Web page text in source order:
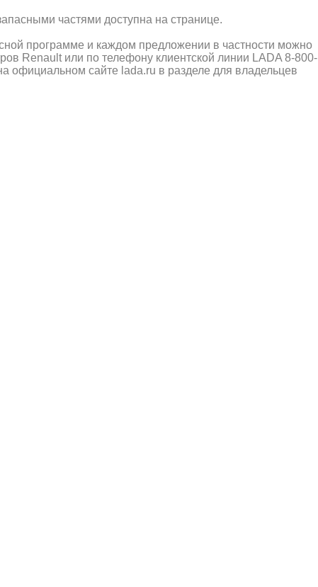
частями доступна на странице.
программе и каждом предложении в частности можно
Renault или по телефону клиентской линии LADA 8-800-
официальном сайте lada.ru в разделе для владельцев